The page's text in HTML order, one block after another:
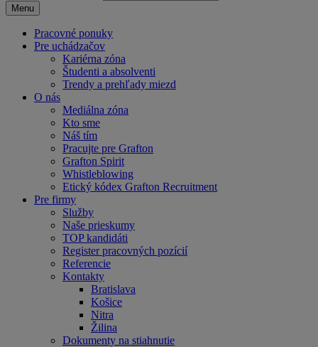
Menu
Pracovné ponuky
Pre uchádzačov
Kariérna zóna
Študenti a absolventi
Trendy a prehľady miezd
O nás
Mediálna zóna
Kto sme
Náš tím
Pracujte pre Grafton
Grafton Spirit
Whistleblowing
Etický kódex Grafton Recruitment
Pre firmy
Služby
Naše prieskumy
TOP kandidáti
Register pracovných pozícií
Referencie
Kontakty
Bratislava
Košice
Nitra
Žilina
Dokumenty na stiahnutie